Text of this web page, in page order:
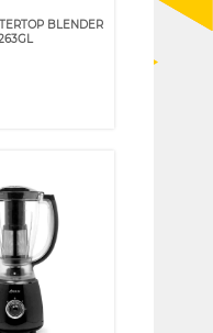
BLENDER